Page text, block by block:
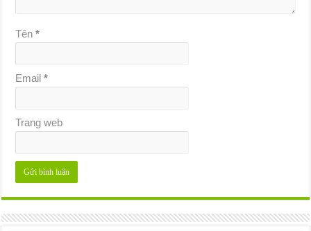
Tên*
Email*
Trang web